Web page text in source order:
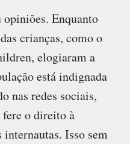
Enquanto
crianças, como o
elogiaram a
está indignada
nas redes sociais,
fere o direito à
Isso sem